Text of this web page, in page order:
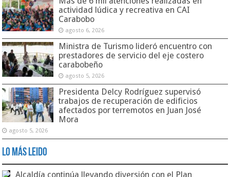
actividad lúdica y recreativa en CAI
Carabobo
agosto 6, 2026
Ministra de Turismo lideró encuentro con
prestadores de servicio del eje costero
carabobeño
agosto 5, 2026
Presidenta Delcy Rodríguez supervisó
trabajos de recuperación de edificios
afectados por terremotos en Juan José
Mora
agosto 5, 2026
Lo Más Leido
Alcaldía continúa llevando diversión con el Plan